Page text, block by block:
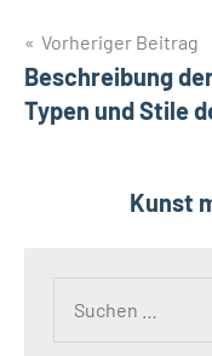
Vorheriger Beitrag
Beschreibung
Typen und Stile
Kunst